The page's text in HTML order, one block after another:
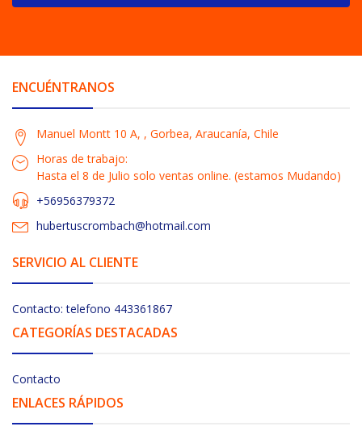
ENCUÉNTRANOS
Manuel Montt 10 A, , Gorbea, Araucanía, Chile
Horas de trabajo:
Hasta el 8 de Julio solo ventas online. (estamos Mudando)
+56956379372
hubertuscrombach@hotmail.com
SERVICIO AL CLIENTE
Contacto: telefono 443361867
CATEGORÍAS DESTACADAS
Contacto
ENLACES RÁPIDOS